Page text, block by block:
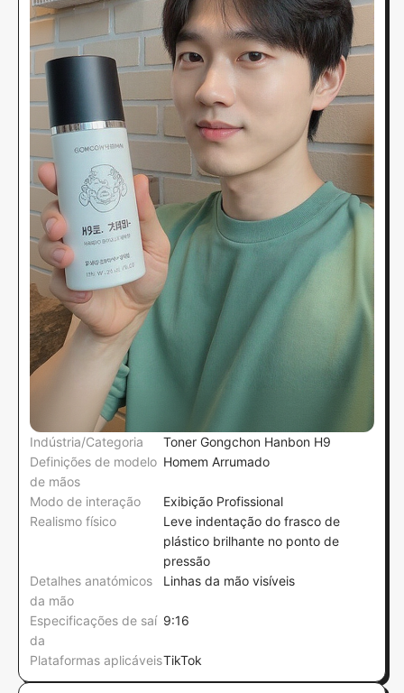
Indústria/Categoria
Toner Gongchon Hanbon H9
Definições de modelo
de mãos
Homem Arrumado
Modo de interação
Exibição Profissional
Realismo físico
Leve indentação do frasco de
plástico brilhante no ponto de
pressão
Detalhes anatómicos
da mão
Linhas da mão visíveis
Especificações de saí
da
9:16
Plataformas aplicáveisTikTok